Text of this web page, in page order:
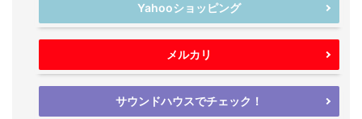
Yahooショッピング
メルカリ
サウンドハウスでチェック！